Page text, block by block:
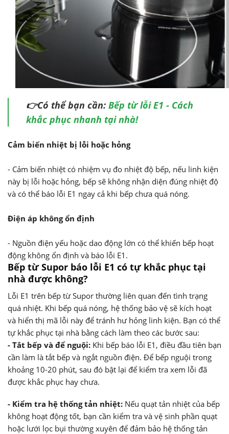
👉Có thể bạn cần: Bếp từ lỗi E1 - Cách
khắc phục nhanh tại nhà!
Cảm biến nhiệt bị lỗi hoặc hỏng
- Cảm biến nhiệt có nhiệm vụ đo nhiệt độ bếp, nếu linh kiện
này bị lỗi hoặc hỏng, bếp sẽ không nhận diện đúng nhiệt độ
và có thể báo lỗi E1 ngay cả khi bếp chưa quá nóng.
Điện áp không ổn định
- Nguồn điện yếu hoặc dao động lớn có thể khiến bếp hoạt
động không ổn định và báo lỗi E1.
Bếp từ Supor báo lỗi E1 có tự khắc phục tại
nhà được không?
Lỗi E1 trên bếp từ Supor thường liên quan đến tình trạng
quá nhiệt. Khi bếp quá nóng, hệ thống bảo vệ sẽ kích hoạt
và hiển thị mã lỗi này để tránh hư hỏng linh kiện. Bạn có thể
tự khắc phục tại nhà bằng cách làm theo các bước sau:
- Tắt bếp và để nguội: Khi bếp báo lỗi E1, điều đầu tiên bạn
cần làm là tắt bếp và ngắt nguồn điện. Để bếp nguội trong
khoảng 10-20 phút, sau đó bật lại để kiểm tra xem lỗi đã
được khắc phục hay chưa.
- Kiểm tra hệ thống tản nhiệt: Nếu quạt tản nhiệt của bếp
không hoạt động tốt, bạn cần kiểm tra và vệ sinh phần quạt
hoặc lưới lọc bụi thường xuyên để đảm bảo hệ thống tản